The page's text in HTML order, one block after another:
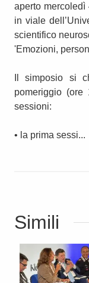
aperto mercoledì
in viale
scientifico
'Emozioni,
Il simposio si
pomeriggio
sessioni:
• la prima sessi...
Simili